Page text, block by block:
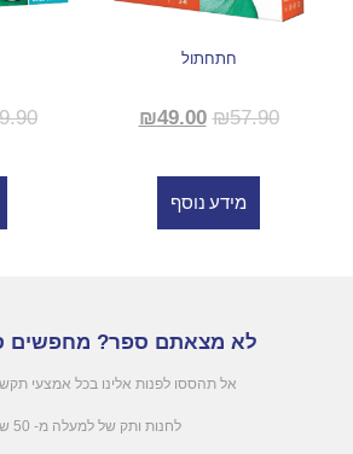
חתחתול
₪57.90
₪49.00
מידע נוסף
לא מצאתם ספר? מחפשים
אל תהססו לפנות אלינו בכל אמצעי
לחנות ותק של למעלה מ- 50 שנה